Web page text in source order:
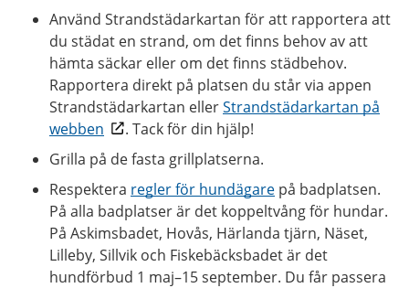
Använd Strandstädarkartan för att rapportera att
du städat en strand, om det finns behov av att
hämta säckar eller om det finns städbehov.
Rapportera direkt på platsen du står via appen
Strandstädarkartan ellerStrandstädarkartan på
webben
. Tack för din hjälp!
Grilla på de fasta grillplatserna.
Respektera regler för hundägare på badplatsen.
På alla badplatser är det koppeltvång för hundar.
På Askimsbadet, Hovås, Härlanda tjärn, Näset,
Lilleby, Sillvik och Fiskebäcksbadet är det
hundförbud 1 maj–15 september. Du får passera